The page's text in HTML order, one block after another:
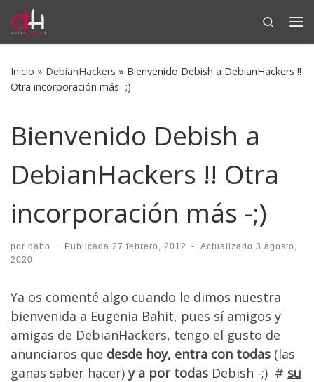
Saltar al contenido
Search
Inicio » DebianHackers » Bienvenido Debish a DebianHackers !!
Otra incorporación más -;)
Bienvenido Debish a
DebianHackers !! Otra
incorporación más -;)
por dabo | Publicada 27 febrero, 2012 - Actualizado3 agosto,
2020
Ya os comenté algo cuando le dimos nuestra
bienvenida a Eugenia Bahit, pues sí amigos y
amigas de DebianHackers, tengo el gusto de
anunciaros que desde hoy, entra con todas (las
ganas saber hacer)y a por todas Debish -;) # su